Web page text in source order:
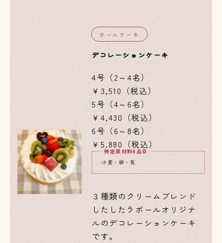
ホールケーキ
デコレーションケーキ
4号（2～4名）
￥3,510（税込）
5号（4～6名）
￥4,430（税込）
6号（6～8名）
￥5,880（税込）
特定原材料8品目
小麦・卵・乳
３種類のクリームブレンド
したしたラポールオリジナ
ルのデコレーションケーキ
です。